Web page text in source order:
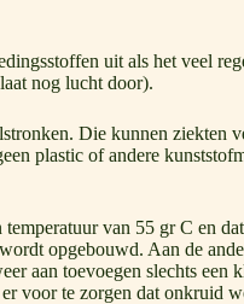
uit als het veel
nog lucht door).
Die kunnen ziekten
plastic of andere
van 55 gr C en
opgebouwd. Aan de
aan toevoegen slechts een
voor te zorgen dat onkruid